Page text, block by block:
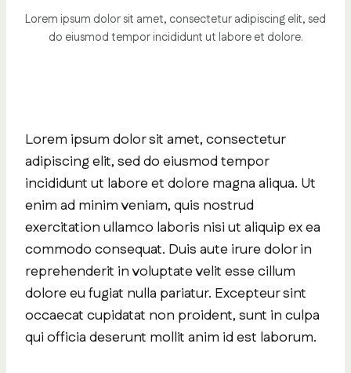
Lorem ipsum dolor sit amet, consectetur adipiscing elit, sed
do eiusmod tempor incididunt ut labore et dolore.
Lorem ipsum dolor sit amet, consectetur
adipiscing elit, sed do eiusmod tempor
incididunt ut labore et dolore magna aliqua. Ut
enim ad minim veniam, quis nostrud
exercitation ullamco laboris nisi ut aliquip ex ea
commodo consequat. Duis aute irure dolor in
reprehenderit in voluptate velit esse cillum
dolore eu fugiat nulla pariatur. Excepteur sint
occaecat cupidatat non proident, sunt in culpa
qui officia deserunt mollit anim id est laborum.